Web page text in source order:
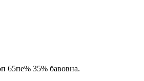
65пе% 35% бавовна.